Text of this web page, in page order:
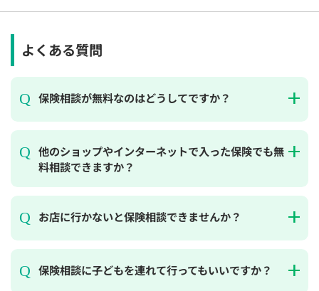
よくある質問
保険相談が無料なのはどうしてですか？
他のショップやインターネットで入った保険でも無
料相談できますか？
お店に行かないと保険相談できませんか？
保険相談に子どもを連れて行ってもいいですか？